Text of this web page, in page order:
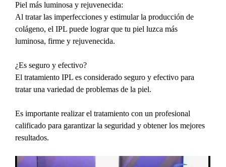
Piel más luminosa y rejuvenecida:
Al tratar las imperfecciones y estimular la producción de
colágeno, el IPL puede lograr que tu piel luzca más
luminosa, firme y rejuvenecida.
¿Es seguro y efectivo?
El tratamiento IPL es considerado seguro y efectivo para
tratar una variedad de problemas de la piel.
Es importante realizar el tratamiento con un profesional
calificado para garantizar la seguridad y obtener los mejores
resultados.